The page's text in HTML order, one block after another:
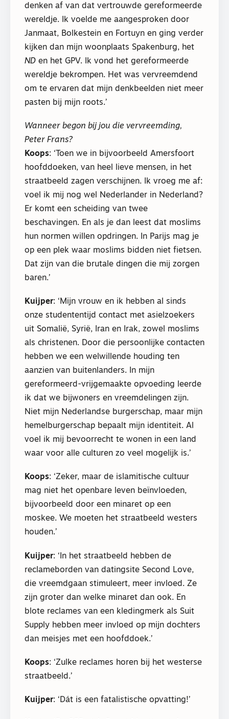
denken af van dat vertrouwde gereformeerde
wereldje. Ik voelde me aangesproken door
Janmaat, Bolkestein en Fortuyn en ging verder
kijken dan mijn woonplaats Spakenburg, het
ND en het GPV. Ik vond het gereformeerde
wereldje bekrompen. Het was vervreemdend
om te ervaren dat mijn denkbeelden niet meer
pasten bij mijn roots.’
Wanneer begon bij jou die vervreemding,
Peter Frans?
Koops: ‘Toen we in bijvoorbeeld Amersfoort
hoofddoeken, van heel lieve mensen, in het
straatbeeld zagen verschijnen. Ik vroeg me af:
voel ik mij nog wel Nederlander in Nederland?
Er komt een scheiding van twee
beschavingen. En als je dan leest dat moslims
hun normen willen opdringen. In Parijs mag je
op een plek waar moslims bidden niet fietsen.
Dat zijn van die brutale dingen die mij zorgen
baren.’
Kuijper: ‘Mijn vrouw en ik hebben al sinds
onze studententijd contact met asielzoekers
uit Somalië, Syrië, Iran en Irak, zowel moslims
als christenen. Door die persoonlijke contacten
hebben we een welwillende houding ten
aanzien van buitenlanders. In mijn
gereformeerd-vrijgemaakte opvoeding leerde
ik dat we bijwoners en vreemdelingen zijn.
Niet mijn Nederlandse burgerschap, maar mijn
hemelburgerschap bepaalt mijn identiteit. Al
voel ik mij bevoorrecht te wonen in een land
waar voor alle culturen zo veel mogelijk is.’
Koops: ‘Zeker, maar de islamitische cultuur
mag niet het openbare leven beïnvloeden,
bijvoorbeeld door een minaret op een
moskee. We moeten het straatbeeld westers
houden.’
Kuijper: ‘In het straatbeeld hebben de
reclameborden van datingsite Second Love,
die vreemdgaan stimuleert, meer invloed. Ze
zijn groter dan welke minaret dan ook. En
blote reclames van een kledingmerk als Suit
Supply hebben meer invloed op mijn dochters
dan meisjes met een hoofddoek.’
Koops: ‘Zulke reclames horen bij het westerse
straatbeeld.’
Kuijper: ‘Dát is een fatalistische opvatting!’